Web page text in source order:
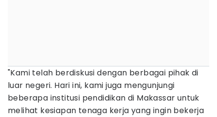
"Kami telah berdiskusi dengan berbagai pihak di
luar negeri. Hari ini, kami juga mengunjungi
beberapa institusi pendidikan di Makassar untuk
melihat kesiapan tenaga kerja yang ingin bekerja